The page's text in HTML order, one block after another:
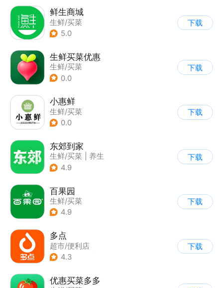
鲜生商城
生鲜/买菜
5.0
下载
生鲜买菜优惠
生鲜/买菜
0.0
下载
小惠鲜
生鲜/买菜
0.0
下载
东郊到家
生鲜/买菜
养生
4.9
下载
百果园
生鲜/买菜
4.9
下载
多点
超市/便利店
| 生鲜/买菜
4.3
下载
优惠买菜多多